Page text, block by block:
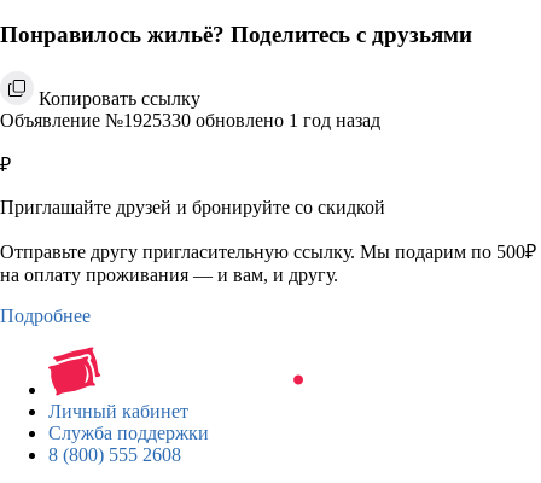
Понравилось жильё? Поделитесь с друзьями
Копировать ссылку
Объявление №1925330 обновлено 1 год назад
₽
Приглашайте друзей и бронируйте со скидкой
Отправьте другу пригласительную ссылку. Мы подарим по 500₽
на оплату проживания — и вам, и другу.
Подробнее
Личный кабинет
Служба поддержки
8 (800) 555 2608